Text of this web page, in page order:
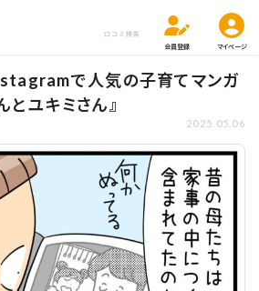
口コミ検索
会員登録
マイページ
で人気の子育てマンガ
とユキミさん』
2025.05.06